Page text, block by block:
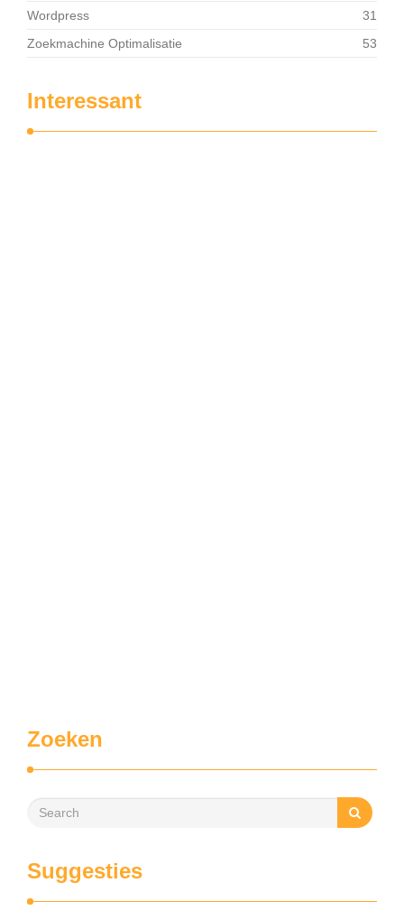
Wordpress
31
Zoekmachine Optimalisatie
53
Interessant
Zoeken
Suggesties